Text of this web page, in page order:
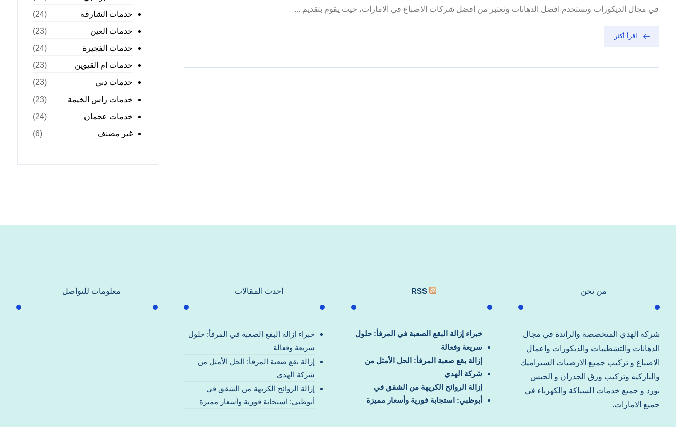
في مجال الديكورات ونستخدم افضل الدهانات ونعتبر من افضل شركات الاصباغ في الامارات، حيث يقوم بتقديم ...
اقرأ أكثر
خدمات الشارقة
(24)
خدمات العين
(23)
خدمات الفجيرة
(24)
خدمات ام القيوين
(23)
خدمات دبي
(23)
خدمات راس الخيمة
(23)
خدمات عجمان
(24)
غير مصنف
(6)
من نحن
شركة الهدي المتخصصة والرائدة في مجال
الدهانات والتشطيبات والديكورات واعمال
الاصباغ و تركيب جميع الارضيات السيراميك
والباركيه وتركيب ورق الجدران و الجبس
بورد و جميع خدمات السباكة والكهرباء في
جميع الامارات.
RSS
خبراء إزالة البقع الصعبة في المرفأ: حلول
سريعة وفعالة
إزالة بقع صعبة المرفأ: الحل الأمثل من
شركة الهدي
إزالة الروائح الكريهة من الشقق في
أبوظبي: استجابة فورية وأسعار مميزة
احدث المقالات
خبراء إزالة البقع الصعبة في المرفأ: حلول
سريعة وفعالة
إزالة بقع صعبة المرفأ: الحل الأمثل من
شركة الهدي
إزالة الروائح الكريهة من الشقق في
أبوظبي: استجابة فورية وأسعار مميزة
معلومات للتواصل